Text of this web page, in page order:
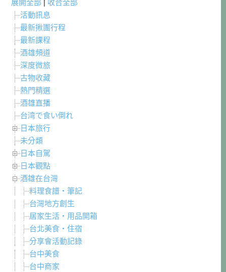
展開全部 | 收合全部
活動訊息
最新揪團行程
最新課程
酒雄頻道
深度微旅
古物收藏
熱門精選
酒雄直播
台湾で食い倒れ
日本旅行
未分類
日本自駕
日本觀點
酒雄在台灣
料理食譜・筆記
台灣地方創生
居家生活・用品開箱
台北美食・住宿
分享會活動記錄
台中美食
台中商家